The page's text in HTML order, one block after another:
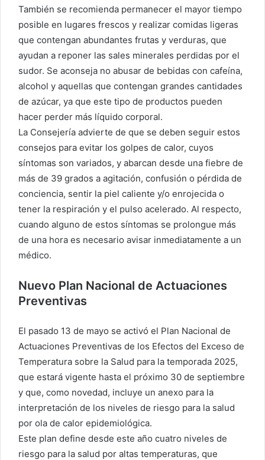
También se recomienda permanecer el mayor tiempo
posible en lugares frescos y realizar comidas ligeras
que contengan abundantes frutas y verduras, que
ayudan a reponer las sales minerales perdidas por el
sudor. Se aconseja no abusar de bebidas con cafeína,
alcohol y aquellas que contengan grandes cantidades
de azúcar, ya que este tipo de productos pueden
hacer perder más líquido corporal.
La Consejería advierte de que se deben seguir estos
consejos para evitar los golpes de calor, cuyos
síntomas son variados, y abarcan desde una fiebre de
más de 39 grados a agitación, confusión o pérdida de
conciencia, sentir la piel caliente y/o enrojecida o
tener la respiración y el pulso acelerado. Al respecto,
cuando alguno de estos síntomas se prolongue más
de una hora es necesario avisar inmediatamente a un
médico.
Nuevo Plan Nacional de Actuaciones
Preventivas
El pasado 13 de mayo se activó el Plan Nacional de
Actuaciones Preventivas de los Efectos del Exceso de
Temperatura sobre la Salud para la temporada 2025,
que estará vigente hasta el próximo 30 de septiembre
y que, como novedad, incluye un anexo para la
interpretación de los niveles de riesgo para la salud
por ola de calor epidemiológica.
Este plan define desde este año cuatro niveles de
riesgo para la salud por altas temperaturas, que